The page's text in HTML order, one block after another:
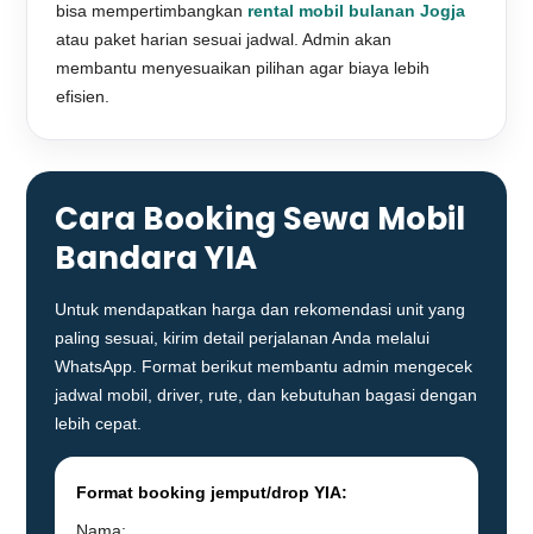
bisa mempertimbangkan rental mobil bulanan Jogja
atau paket harian sesuai jadwal. Admin akan
membantu menyesuaikan pilihan agar biaya lebih
efisien.
Cara Booking Sewa Mobil
Bandara YIA
Untuk mendapatkan harga dan rekomendasi unit yang
paling sesuai, kirim detail perjalanan Anda melalui
WhatsApp. Format berikut membantu admin mengecek
jadwal mobil, driver, rute, dan kebutuhan bagasi dengan
lebih cepat.
Format booking jemput/drop YIA: